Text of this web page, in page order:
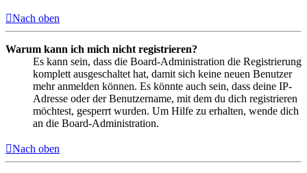
Nach oben
Warum kann ich mich nicht registrieren?
Es kann sein, dass die Board-Administration die Registrierung
komplett ausgeschaltet hat, damit sich keine neuen Benutzer
mehr anmelden können. Es könnte auch sein, dass deine IP-
Adresse oder der Benutzername, mit dem du dich registrieren
möchtest, gesperrt wurden. Um Hilfe zu erhalten, wende dich
an die Board-Administration.
Nach oben